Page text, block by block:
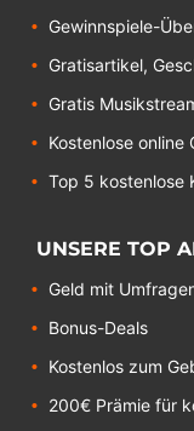
Gewinnspiele-
Gratisartikel,
Gratis
Kostenlose online
Top 5 kostenlose
UNSERE TOP
Geld mit
Bonus-Deals
Kostenlos zum
200€ Prämie für